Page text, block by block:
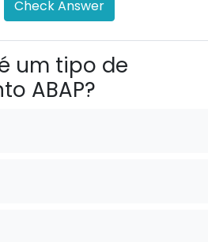
Check Answer
um tipo de
ABAP?